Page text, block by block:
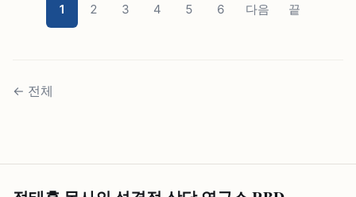
1 2 3 4 5 6 다음 끝
← 전체